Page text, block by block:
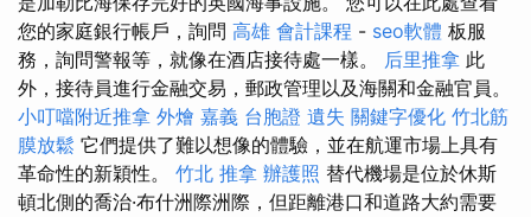
您的家庭銀行帳戶，詢問 高雄 會計課程 - seo軟體 板服
務，詢問警報等，就像在酒店接待處一樣。 后里推拿 此
外，接待員進行金融交易，郵政管理以及海關和金融官員。
小叮噹附近推拿 外燴 嘉義 台胞證 遺失 關鍵字優化 竹北筋
膜放鬆 它們提供了難以想像的體驗，並在航運市場上具有
革命性的新穎性。 竹北 推拿 辦護照 替代機場是位於休斯
頓北側的喬治·布什洲際洲際，但距離港口和道路大約需要